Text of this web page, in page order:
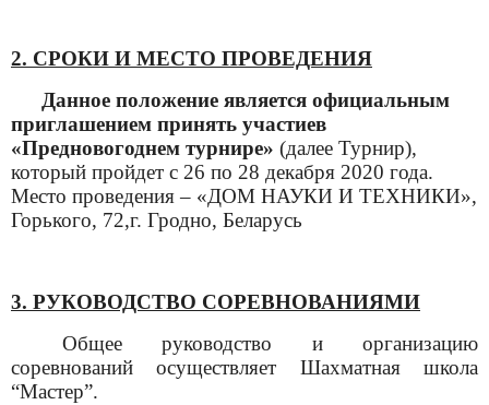
2. СРОКИ И МЕСТО ПРОВЕДЕНИЯ
Данное положение является официальным
приглашением принять участиев
«Предновогоднем турнире» (далее Турнир),
который пройдет с 26 по 28 декабря 2020 года.
Место проведения – «ДОМ НАУКИ И ТЕХНИКИ»,
Горького, 72,г. Гродно, Беларусь
3. РУКОВОДСТВО СОРЕВНОВАНИЯМИ
Общее руководство и организацию
соревнований осуществляет Шахматная школа
“Мастер”.